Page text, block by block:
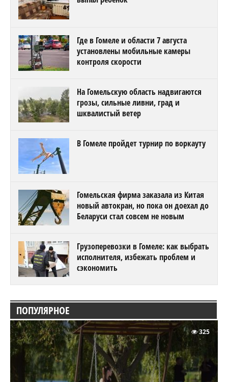
Где в Гомеле и области 7 августа
установлены мобильные камеры
контроля скорости
На Гомельскую область надвигаются
грозы, сильные ливни, град и
шквалистый ветер
В Гомеле пройдет турнир по воркауту
Гомельская фирма заказала из Китая
новый автокран, но пока он доехал до
Беларуси стал совсем не новым
Грузоперевозки в Гомеле: как выбрать
исполнителя, избежать проблем и
сэкономить
ПОПУЛЯРНОЕ
325